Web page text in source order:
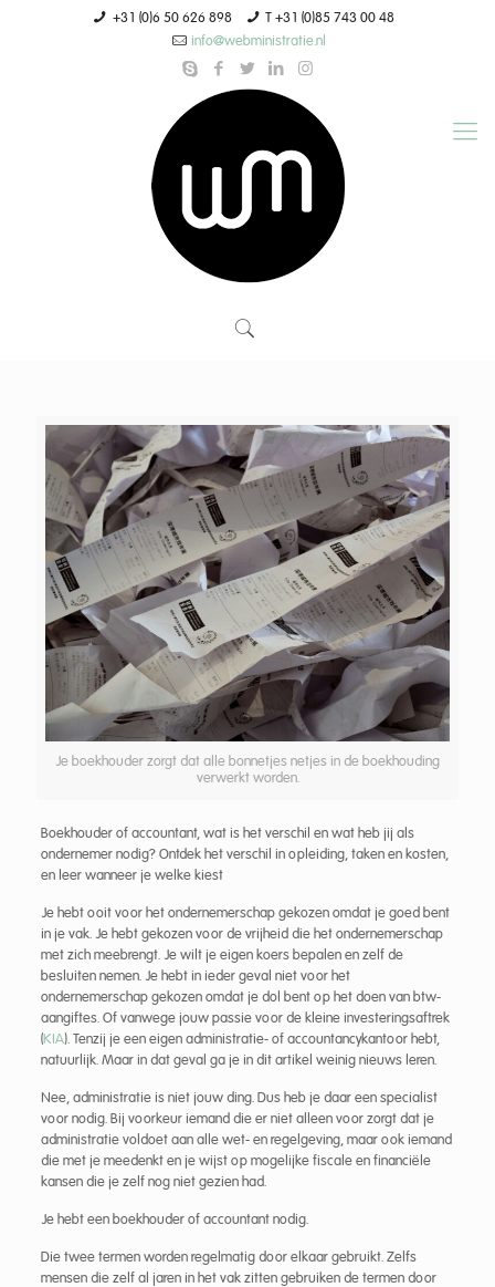
+31 (0)6 50 626 898
T +31 (0)85 743 00 48
info@webministratie.nl
Je boekhouder zorgt dat alle bonnetjes netjes in de boekhouding
verwerkt worden.
Boekhouder of accountant, wat is het verschil en wat heb jij als
ondernemer nodig? Ontdek het verschil in opleiding, taken en kosten,
en leer wanneer je welke kiest
Je hebt ooit voor het ondernemerschap gekozen omdat je goed bent
in je vak. Je hebt gekozen voor de vrijheid die het ondernemerschap
met zich meebrengt. Je wilt je eigen koers bepalen en zelf de
besluiten nemen. Je hebt in ieder geval niet voor het
ondernemerschap gekozen omdat je dol bent op het doen van btw-
aangiftes. Of vanwege jouw passie voor de kleine investeringsaftrek
(KIA). Tenzij je een eigen administratie- of accountancykantoor hebt,
natuurlijk. Maar in dat geval ga je in dit artikel weinig nieuws leren.
Nee, administratie is niet jouw ding. Dus heb je daar een specialist
voor nodig. Bij voorkeur iemand die er niet alleen voor zorgt dat je
administratie voldoet aan alle wet- en regelgeving, maar ook iemand
die met je meedenkt en je wijst op mogelijke fiscale en financiële
kansen die je zelf nog niet gezien had.
Je hebt een boekhouder of accountant nodig.
Die twee termen worden regelmatig door elkaar gebruikt. Zelfs
mensen die zelf al jaren in het vak zitten gebruiken de termen door